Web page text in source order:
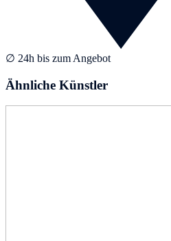
∅ 24h bis zum Angebot
Ähnliche Künstler